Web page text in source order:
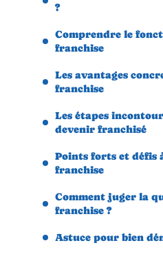
?
Comprendre le
franchise
Les avantages
franchise
Les étapes
devenir franchisé
Points forts et défis
franchise
Comment juger la
franchise ?
Astuce pour bien